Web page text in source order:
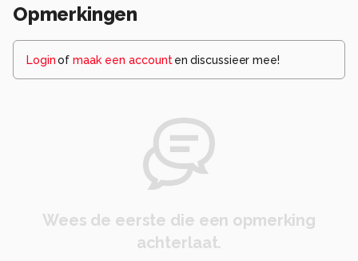
Opmerkingen
Loginof maak een account en discussieer mee!
Wees de eerste die een opmerking
achterlaat.